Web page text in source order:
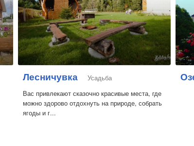
Лесничувка
Усадьба
Вас привлекают сказочно красивые места, где
можно здорово отдохнуть на природе, собрать
ягоды и г...